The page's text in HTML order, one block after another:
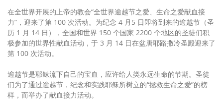
在全世界开展的上帝的教会“全世界逾越节之爱、生命之爱献血接
力”，迎来了第 100 次活动。为纪念 4 月5 日即将到来的逾越节（圣
历 1 月 14 日），全国和世界 150 个国家 2200 个地区的圣徒们积
极参加的世界性献血活动，于 3 月 14 日在盆唐耶路撒冷圣殿迎来了
第 100 次活动。
逾越节是耶稣流下自己的宝血，应许给人类永远生命的节期。圣徒
们为了通过逾越节，纪念和实践耶稣所树立的“拯救生命之爱”的榜
样，而举办了献血接力活动。